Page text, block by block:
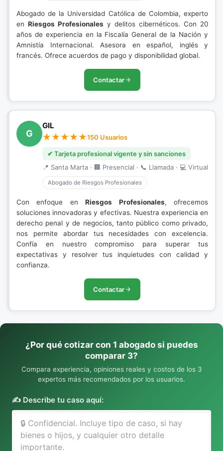
Abogado de la Universidad Católica de Colombia, experto
en Riesgos Profesionales y delitos cibernéticos. Con 20
años de experiencia en la Fiscalía General de la Nación y
Amnistía Internacional. Asesora en español, inglés y
francés. Ofrece acuerdos de pago y disponibilidad global.
Contactar
G
GIL
150 Usuarios
✔ Tarjeta profesional vigente y sin sanciones
📍 Santa Marta · 🏢 Presencial · 📞 Llamada · 💻 Virtual
Abogado de Riesgos Profesionales
Con enfoque enRiesgos Profesionales, ofrecemos
soluciones innovadoras y efectivas. Nuestra experiencia en
derecho penal y de negocios, tanto público como privado,
nos permite abordar tus necesidades con excelencia.
Confía en nuestro compromiso para superar tus
expectativas y resolver tus inquietudes con calidad y
confianza.
Contactar
¿Por qué cotizar con 1 abogado si puedes
comparar 3?
Compara experiencia, opiniones reales y costos de los 3
expertos más recomendados por los usuarios.
✍️ Describe tu caso aquí: